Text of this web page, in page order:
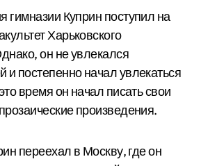
гимназии Куприн поступил на
Харьковского
он не увлекался
и постепенно начал увлекаться
время он начал писать свои
произведения.
переехал в Москву, где он